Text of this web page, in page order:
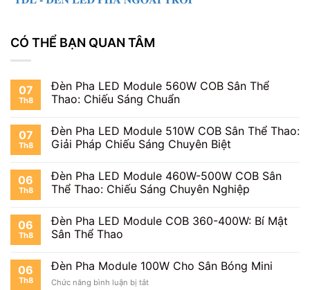
CÓ THỂ BẠN QUAN TÂM
07
Th8
Đèn Pha LED Module 560W COB Sân Thể
Thao: Chiếu Sáng Chuẩn
07
Th8
Đèn Pha LED Module 510W COB Sân Thể Thao:
Giải Pháp Chiếu Sáng Chuyên Biệt
06
Th8
Đèn Pha LED Module 460W-500W COB Sân
Thể Thao: Chiếu Sáng Chuyên Nghiệp
06
Th8
Đèn Pha LED Module COB 360-400W: Bí Mật
Sân Thể Thao
06
Th8
Đèn Pha Module 100W Cho Sân Bóng Mini
Chức năng bình luận bị tắtở